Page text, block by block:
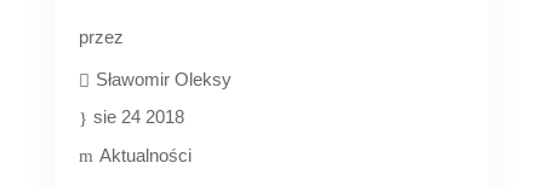
przez
Sławomir Oleksy
sie 24 2018
Aktualności